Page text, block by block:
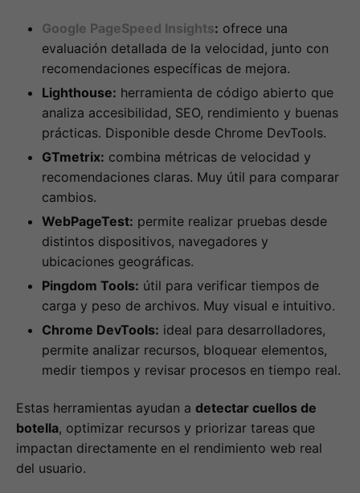
Google PageSpeed Insights: ofrece una
evaluación detallada de la velocidad, junto con
recomendaciones específicas de mejora.
Lighthouse: herramienta de código abierto que
analiza accesibilidad, SEO, rendimiento y buenas
prácticas. Disponible desde Chrome DevTools.
GTmetrix: combina métricas de velocidad y
recomendaciones claras. Muy útil para comparar
cambios.
WebPageTest: permite realizar pruebas desde
distintos dispositivos, navegadores y
ubicaciones geográficas.
Pingdom Tools: útil para verificar tiempos de
carga y peso de archivos. Muy visual e intuitivo.
Chrome DevTools: ideal para desarrolladores,
permite analizar recursos, bloquear elementos,
medir tiempos y revisar procesos en tiempo real.
Estas herramientas ayudan a detectar cuellos de
botella, optimizar recursos y priorizar tareas que
impactan directamente en el rendimiento web real
del usuario.